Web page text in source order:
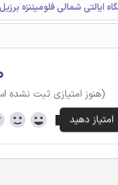
(هنوز امتیازی ثبت نشده